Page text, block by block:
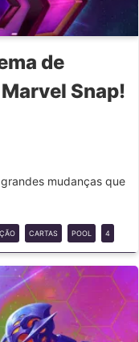
de
Snap!
mudanças que
CARTAS POOL 4
5